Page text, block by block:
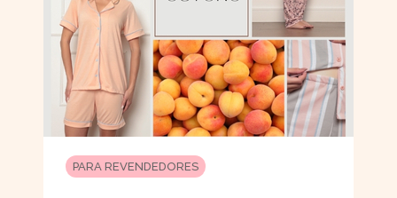
PARA REVENDEDORES